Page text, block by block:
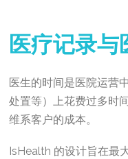
医疗记录与
医生的时间是医院运营
处置等）上花费过多时
维系客户的成本。
IsHealth 的设计旨在最